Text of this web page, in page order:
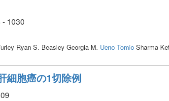
1030
Ryan S. Beasley Georgia M. Ueno Tomio Sharma
細胞癌の1切除例